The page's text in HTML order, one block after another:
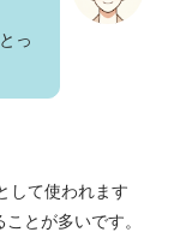
っ
して使われます
とが多いです。